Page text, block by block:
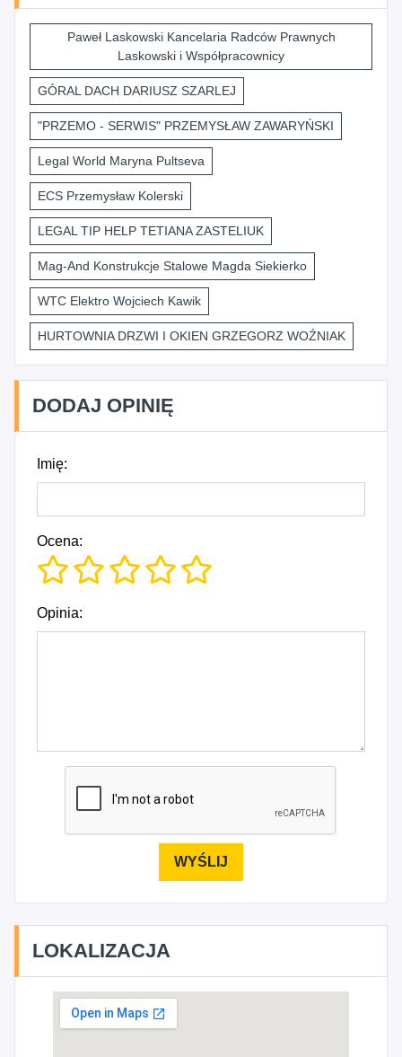
Paweł Laskowski Kancelaria Radców Prawnych
Laskowski i Współpracownicy
GÓRAL DACH DARIUSZ SZARLEJ
"PRZEMO - SERWIS" PRZEMYSŁAW ZAWARYŃSKI
Legal World Maryna Pultseva
ECS Przemysław Kolerski
LEGAL TIP HELP TETIANA ZASTELIUK
Mag-And Konstrukcje Stalowe Magda Siekierko
WTC Elektro Wojciech Kawik
HURTOWNIA DRZWI I OKIEN GRZEGORZ WOŹNIAK
DODAJ OPINIĘ
Imię:
Ocena:
Opinia:
LOKALIZACJA